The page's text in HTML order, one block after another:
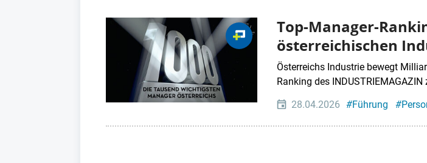
Top-Manager-
österreichischen
Österreichs Industrie bewegt
Ranking des INDUSTRIEMAGAZIN
28.04.2026 #Führung #